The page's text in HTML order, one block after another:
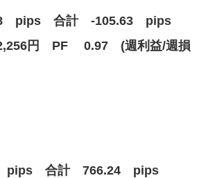
pips 合計 -105.63 pips
円 PF 0.97 (週利益/週損
pips 合計 766.24 pips